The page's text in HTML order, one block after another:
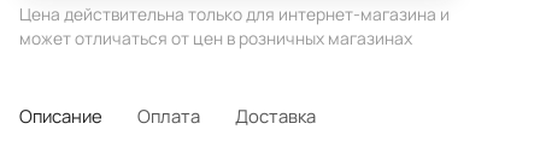
Цена действительна только для интернет-магазина и
может отличаться от цен в розничных магазинах
Описание Оплата Доставка